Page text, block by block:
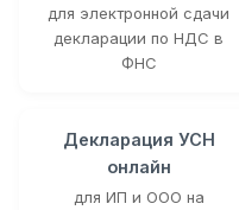
для электронной сдачи
декларации по НДС в
ФНС
Декларация УСН
онлайн
для ИП и ООО на